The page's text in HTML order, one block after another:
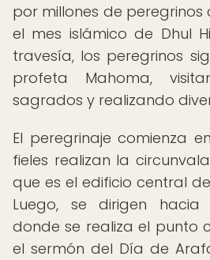
por millones de
el mes islámico de Dhul
travesía, los peregrinos
profeta Mahoma,
sagrados y realizando
El peregrinaje comienza
fieles realizan la
que es el edificio central
Luego, se dirigen
donde se realiza el punto
el sermón del Día de